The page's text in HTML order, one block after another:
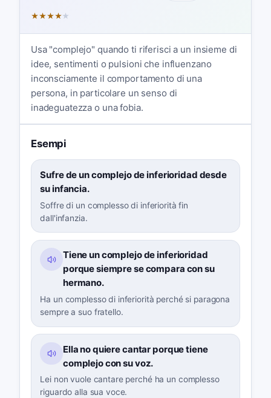
★★★★★
Usa "complejo" quando ti riferisci a un insieme di
idee, sentimenti o pulsioni che influenzano
inconsciamente il comportamento di una
persona, in particolare un senso di
inadeguatezza o una fobia.
Esempi
Sufre de un complejo de inferioridad desde
su infancia.
Soffre di un complesso di inferiorità fin
dall'infanzia.
Tiene un complejo de inferioridad
porque siempre se compara con su
hermano.
Ha un complesso di inferiorità perché si paragona
sempre a suo fratello.
Ella no quiere cantar porque tiene
complejo con su voz.
Lei non vuole cantare perché ha un complesso
riguardo alla sua voce.